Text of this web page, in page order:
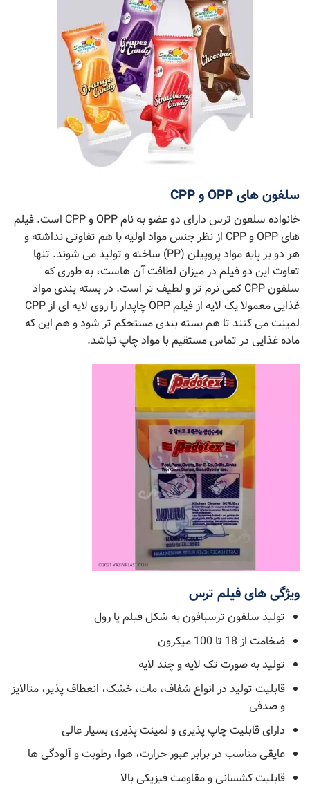
سلفون های OPP و CPP
خانواده سلفون ترس دارای دو عضو به نام OPP و CPP است. فیلم
های OPP و CPP از نظر جنس مواد اولیه با هم تفاوتی نداشته و
هر دو بر پایه مواد پروپیلن (PP) ساخته و تولید می شوند. تنها
تفاوت این دو فیلم در میزان لطافت آن هاست، به طوری که
سلفون CPP کمی نرم تر و لطیف تر است. در بسته بندی مواد
غذایی معمولا یک لایه از فیلم OPP چاپدار را روی لایه ای از CPP
لمینت می کنند تا هم بسته بندی مستحکم تر شود و هم این که
ماده غذایی در تماس مستقیم با مواد چاپ نباشد.
ویژگی های فیلم ترس
تولید سلفون ترسبافون به شکل فیلم یا رول
ضخامت از 18 تا 100 میکرون
تولید به صورت تک لایه و چند لایه
قابلیت تولید در انواع شفاف، مات، خشک، انعطاف پذیر، متالایز
و صدفی
دارای قابلیت چاپ پذیری و لمینت پذیری بسیار عالی
عایقی مناسب در برابر عبور حرارت، هوا، رطوبت و آلودگی ها
قابلیت کشسانی و مقاومت فیزیکی بالا